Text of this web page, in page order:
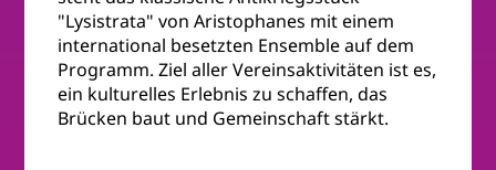
"Lysistrata" von Aristophanes mit einem
international besetzten Ensemble auf dem
Programm. Ziel aller Vereinsaktivitäten ist es,
ein kulturelles Erlebnis zu schaffen, das
Brücken baut und Gemeinschaft stärkt.